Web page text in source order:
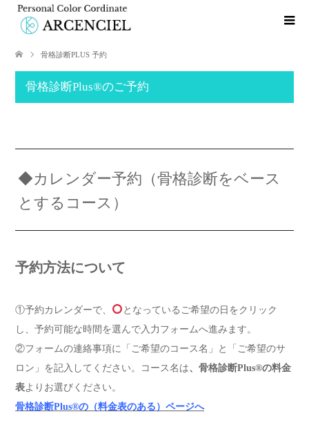
骨格診断PLUS 予約
骨格診断Plus®️のご予約
◆カレンダー予約（骨格診断をベース
とするコース）
予約方法について
①予約カレンダーで、
となっているご希望の日をクリック
し、予約可能な時間を選んで入力フォームへ進みます。
②フォームの連絡事項に「ご希望のコース名」と「ご希望のサ
ロン」を記入してください。コース名は、骨格診断Plus®︎の料金
表よりお選びください。
骨格診断Plus®︎の（料金表のある）ページへ